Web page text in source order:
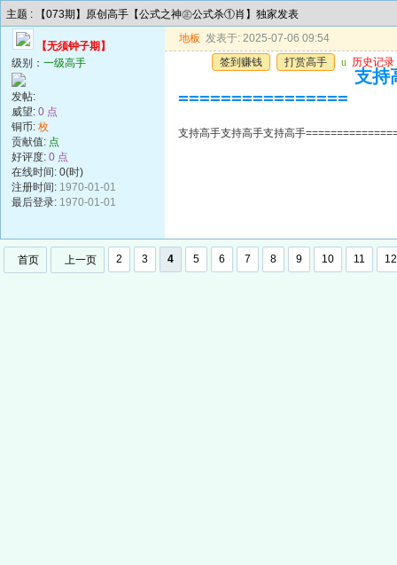
主题 : 【073期】原创高手【公式之神㊣公式杀①肖】独家发表
【无须钟子期】
级别： 一级高手
发帖:
威望: 0 点
铜币: 枚
贡献值: 点
好评度: 0 点
在线时间: 0(时)
注册时间: 1970-01-01
最后登录: 1970-01-01
地板 发表于: 2025-07-06 09:54
签到赚钱
打赏高手 u 历史记录
支持
================
支持高手支持高手支持高手
首页 上一页 2 3 4 5 6 7 8 9 10 11 12